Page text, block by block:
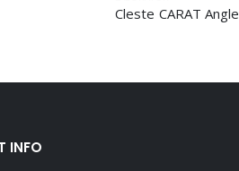
Cleste CARAT Angle
INFO